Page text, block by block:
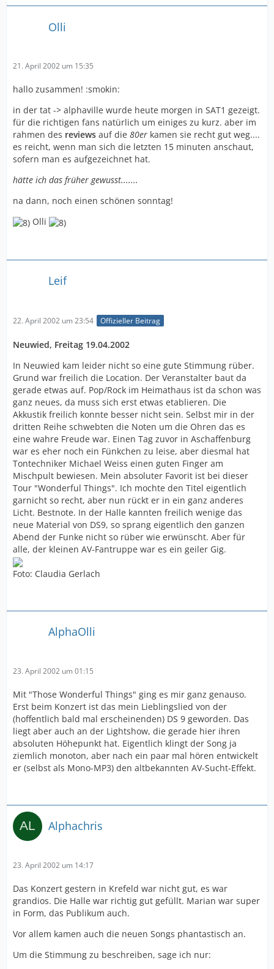
Olli
21. April 2002 um 15:35
hallo zusammen! :smokin:
in der tat -> alphaville wurde heute morgen in SAT1 gezeigt.
für die richtigen fans natürlich um einiges zu kurz. aber im
rahmen des reviews auf die 80er kamen sie recht gut weg....
es reicht, wenn man sich die letzten 15 minuten anschaut,
sofern man es aufgezeichnet hat.
hätte ich das früher gewusst.......
na dann, noch einen schönen sonntag!
Olli
Leif
22. April 2002 um 23:54 Offizieller Beitrag
Neuwied, Freitag 19.04.2002
In Neuwied kam leider nicht so eine gute Stimmung rüber.
Grund war freilich die Location. Der Veranstalter baut da
gerade etwas auf. Pop/Rock im Heimathaus ist da schon was
ganz neues, da muss sich erst etwas etablieren. Die
Akkustik freilich konnte besser nicht sein. Selbst mir in der
dritten Reihe schwebten die Noten um die Ohren das es
eine wahre Freude war. Einen Tag zuvor in Aschaffenburg
war es eher noch ein Fünkchen zu leise, aber diesmal hat
Tontechniker Michael Weiss einen guten Finger am
Mischpult bewiesen. Mein absoluter Favorit ist bei dieser
Tour "Wonderful Things". Ich mochte den Titel eigentlich
garnicht so recht, aber nun rückt er in ein ganz anderes
Licht. Bestnote. In der Halle kannten freilich wenige das
neue Material von DS9, so sprang eigentlich den ganzen
Abend der Funke nicht so rüber wie erwünscht. Aber für
alle, der kleinen AV-Fantruppe war es ein geiler Gig.
Foto: Claudia Gerlach
AlphaOlli
23. April 2002 um 01:15
Mit "Those Wonderful Things" ging es mir ganz genauso.
Erst beim Konzert ist das mein Lieblingslied von der
(hoffentlich bald mal erscheinenden) DS 9 geworden. Das
liegt aber auch an der Lightshow, die gerade hier ihren
absoluten Höhepunkt hat. Eigentlich klingt der Song ja
ziemlich monoton, aber nach ein paar mal hören entwickelt
er (selbst als Mono-MP3) den altbekannten AV-Sucht-Effekt.
Alphachris
23. April 2002 um 14:17
Das Konzert gestern in Krefeld war nicht gut, es war
grandios. Die Halle war richtig gut gefüllt. Marian war super
in Form, das Publikum auch.
Vor allem kamen auch die neuen Songs phantastisch an.
Um die Stimmung zu beschreiben, sage ich nur: